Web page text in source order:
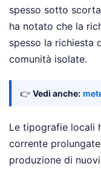
spesso sotto
ha notato che la
spesso la richiesta
comunità isolate.
👉 Vedi anche:
Le tipografie locali
corrente
produzione di